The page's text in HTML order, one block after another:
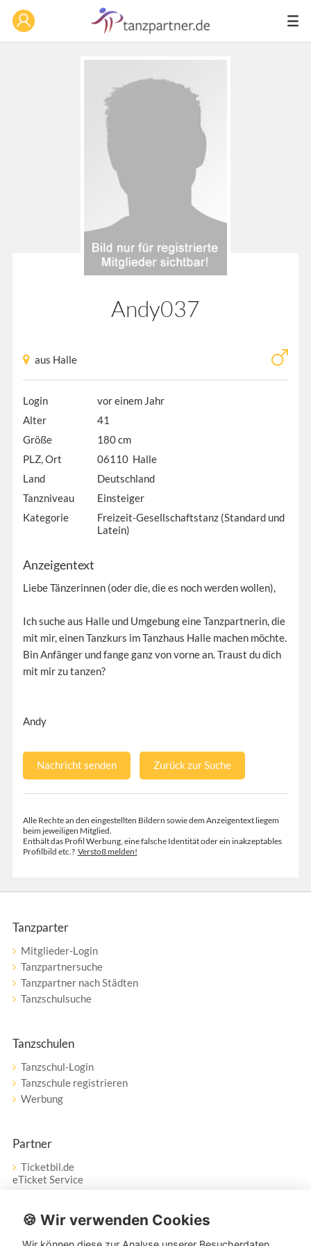
Andy037
aus Halle
Login
vor einem Jahr
Alter
41
Größe
180 cm
PLZ, Ort
06110 Halle
Land
Deutschland
Tanzniveau
Einsteiger
Kategorie
Freizeit-Gesellschaftstanz (Standard und
Latein)
Anzeigentext
Liebe Tänzerinnen (oder die, die es noch werden wollen),
Ich suche aus Halle und Umgebung eine Tanzpartnerin, die
mit mir, einen Tanzkurs im Tanzhaus Halle machen möchte.
Bin Anfänger und fange ganz von vorne an. Traust du dich
mit mir zu tanzen?
Andy
Nachricht senden Zurück zur Suche
Alle Rechte an den eingestellten Bildern sowie dem Anzeigentext liegem
beim jeweiligen Mitglied.
Enthält das Profil Werbung, eine falsche Identität oder ein inakzeptables
Profilbild etc.? Verstoß melden!
Tanzparter
Mitglieder-Login
Tanzpartnersuche
Tanzpartner nach Städten
Tanzschulsuche
Tanzschulen
Tanzschul-Login
Tanzschule registrieren
Werbung
Partner
Ticketbil.de
eTicket Service
Vertrag widerrufen
🍪 Wir verwenden Cookies